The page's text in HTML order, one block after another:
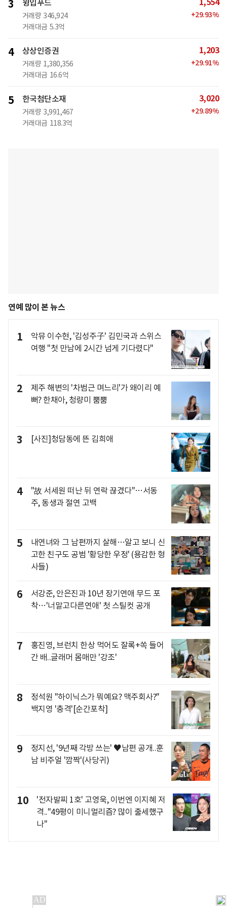
3 윙입푸드
거래량 346,924
거래대금 5.3억
1,554
+29.93%
4 상상인증권
거래량 1,380,356
거래대금 16.6억
1,203
+29.91%
5 한국첨단소재
거래량 3,991,467
거래대금 118.3억
3,020
+29.89%
연예 많이 본 뉴스
1
악뮤 이수현, '김성주子' 김민국과 스위스
여행 "첫 만남에 2시간 넘게 기다렸다"
2
제주 해변의 '차범근 며느리'가 왜이리 예
뻐? 한채아, 청량미 뿜뿜
3 [사진]청담동에 뜬 김희애
4
"故 서세원 떠난 뒤 연락 끊겼다"…서동
주, 동생과 절연 고백
5
내연녀와 그 남편까지 살해…알고 보니 신
고한 친구도 공범 '황당한 우정' (용감한 형
사들)
6
서강준, 안은진과 10년 장기연애 무드 포
착…'너말고다른연애' 첫 스틸컷 공개
7
홍진영, 브런치 한상 먹어도 잘록+쏙 들어
간 배..글래머 몸매만 '강조'
8
정석원 "하이닉스가 뭐예요? 맥주회사?"
백지영 '충격'[순간포착]
9
정지선, '9년째 각방 쓰는' ♥남편 공개..훈
남 비주얼 '깜짝'(사당귀)
10
'전자발찌 1호' 고영욱, 이번엔 이지혜 저
격.."49평이 미니멀리즘? 많이 출세했구
나"